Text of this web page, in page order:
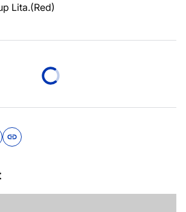
Lita.(Red)